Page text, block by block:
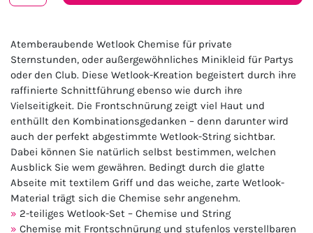
Atemberaubende Wetlook Chemise für private
Sternstunden, oder außergewöhnliches Minikleid für Partys
oder den Club. Diese Wetlook-Kreation begeistert durch ihre
raffinierte Schnittführung ebenso wie durch ihre
Vielseitigkeit. Die Frontschnürung zeigt viel Haut und
enthüllt den Kombinationsgedanken – denn darunter wird
auch der perfekt abgestimmte Wetlook-String sichtbar.
Dabei können Sie natürlich selbst bestimmen, welchen
Ausblick Sie wem gewähren. Bedingt durch die glatte
Abseite mit textilem Griff und das weiche, zarte Wetlook-
Material trägt sich die Chemise sehr angenehm.
2-teiliges Wetlook-Set – Chemise und String
Chemise mit Frontschnürung und stufenlos verstellbaren